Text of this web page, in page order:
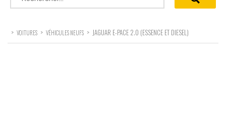
> VOITURES > VÉHICULES NEUFS > JAGUAR E-PACE 2.0 (ESSENCE ET DIESEL)